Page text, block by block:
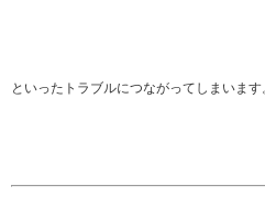
といったトラブルにつながってしまいます